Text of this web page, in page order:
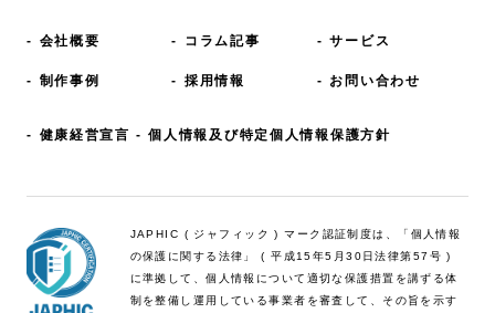
会社概要 コラム記事 サービス
制作事例 採用情報 お問い合わせ
健康経営宣言 個人情報及び特定個人情報保護方針
JAPHIC ( ジャフィック ) マーク認証制度は、「個人情報
の保護に関する法律」 ( 平成15年5月30日法律第57号 )
に準拠して、個人情報について適切な保護措置を講ずる体
制を整備し運用している事業者を審査して、その旨を示す